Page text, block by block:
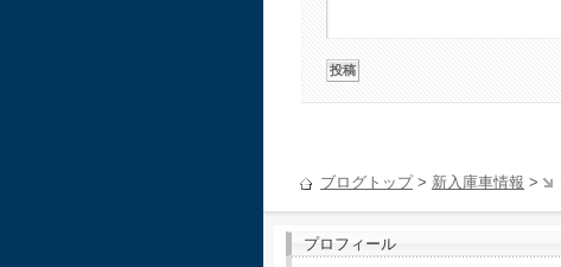
ブログトップ> 新入庫車情報 >
プロフィール